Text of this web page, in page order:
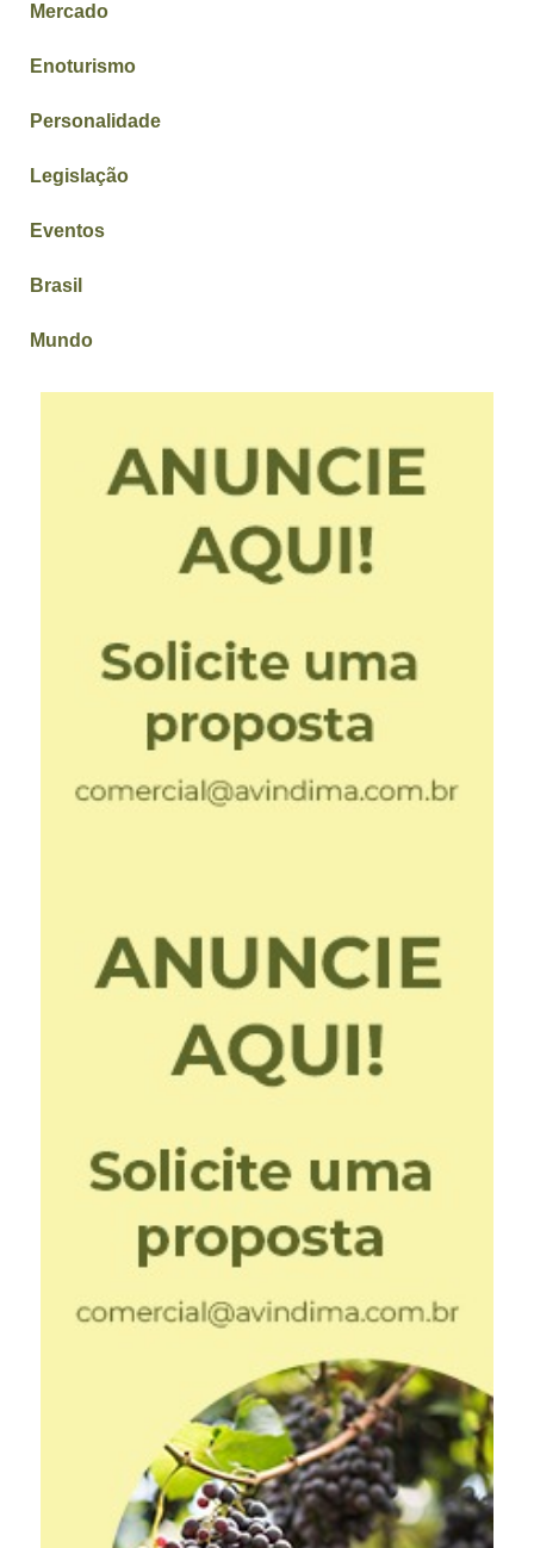
Mercado
Enoturismo
Personalidade
Legislação
Eventos
Brasil
Mundo